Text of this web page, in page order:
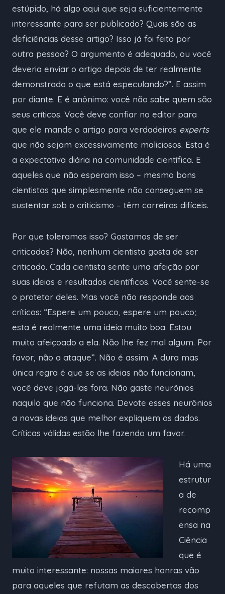
estúpido, há algo aqui que seja suficientemente
interessante para ser publicado? Quais são as
deficiências desse artigo? Isso já foi feito por
outra pessoa? O argumento é adequado, ou você
deveria enviar o artigo depois de ter realmente
demonstrado o que está especulando?”. E assim
por diante. E é anônimo: você não sabe quem são
seus críticos. Você deve confiar no editor para
que ele mande o artigo para verdadeiros experts
que não sejam excessivamente maliciosos. Esta é
a expectativa diária na comunidade científica. E
aqueles que não esperam isso – mesmo bons
cientistas que simplesmente não conseguem se
sustentar sob o criticismo – têm carreiras difíceis.
Por que toleramos isso? Gostamos de ser
criticados? Não, nenhum cientista gosta de ser
criticado. Cada cientista sente uma afeição por
suas ideias e resultados científicos. Você sente-se
o protetor deles. Mas você não responde aos
críticos: “Espere um pouco, espere um pouco;
esta é realmente uma ideia muito boa. Estou
muito afeiçoado a ela. Não lhe fez mal algum. Por
favor, não a ataque”. Não é assim. A dura mas
única regra é que se as ideias não funcionam,
você deve jogá-las fora. Não gaste neurônios
naquilo que não funciona. Devote esses neurônios
a novas ideias que melhor expliquem os dados.
Críticas válidas estão lhe fazendo um favor.
Há uma
estrutur
a de
recomp
ensa na
Ciência
que é
muito interessante: nossas maiores honras vão
para aqueles que refutam as descobertas dos